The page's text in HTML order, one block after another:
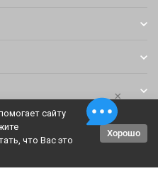
сайту
что Вас это
Хорошо
×